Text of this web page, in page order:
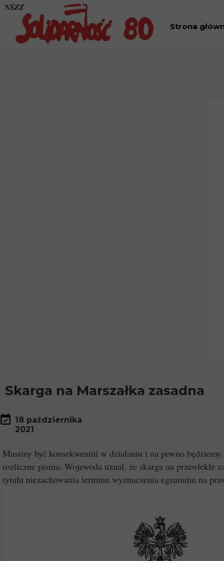
18 października
2021
Musimy być konsekwentni w działaniu i na pewno
rozliczne pisma. Wojewoda uznał, że skarga na
tytułu niezachowania terminu wyznaczenia egzaminu na
Skarga na Marszałka zasadna
Strona